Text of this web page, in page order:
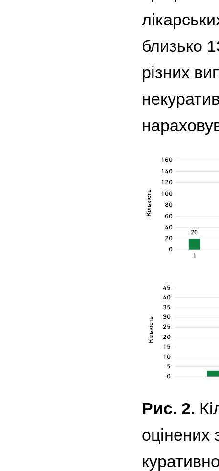
близько
різних
Рис. 2.
оцінених